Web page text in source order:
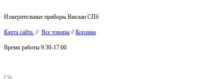
к
содержимому
Измерительные приборы Виолан СПб
Карта сайта // Все товары //Корзина
Время работы 9:30-17:00